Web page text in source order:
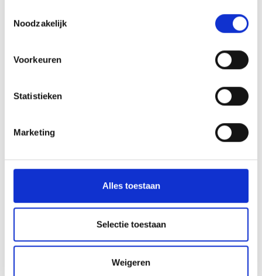
Noodzakelijk
Voorkeuren
Statistieken
Marketing
Alles toestaan
Selectie toestaan
Weigeren
Afschermpalen klinker/asfalt
RVS Afschermpalen
Afschermpalen kunststof
Afschermpalen overrijdbaar
Afschermpalen Bevestigingsmaterialen